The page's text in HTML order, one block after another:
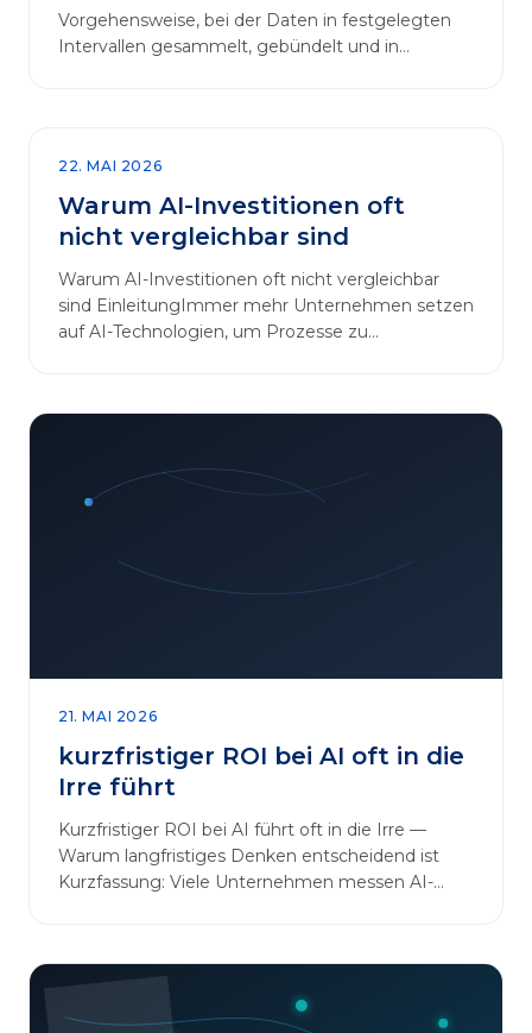
Vorgehensweise, bei der Daten in festgelegten
Intervallen gesammelt, gebündelt und in
22. MAI 2026
Warum AI-Investitionen oft
nicht vergleichbar sind
Warum AI-Investitionen oft nicht vergleichbar
sind EinleitungImmer mehr Unternehmen setzen
auf AI-Technologien, um Prozesse zu
verschaffen. In diesem Artikel betrachten wir die
Projekte oft irreführend ist. Außerdem zeigen wir,
21. MAI 2026
kurzfristiger ROI bei AI oft in die
Irre führt
Kurzfristiger ROI bei AI führt oft in die Irre —
Warum langfristiges Denken entscheidend ist
Kurzfassung: Viele Unternehmen messen AI-